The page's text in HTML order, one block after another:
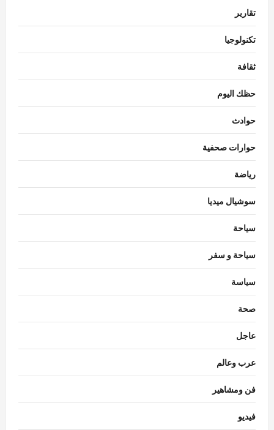
تقارير
تكنولوجيا
ثقافة
حظك اليوم
حوادث
حوارات صحفية
رياضة
سوشيال ميديا
سياحة
سياحة و سفر
سياسة
صحة
عاجل
عرب وعالم
فن ومشاهير
فيديو
3
4